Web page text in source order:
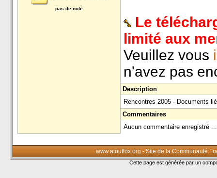
pas de note
Le
limité aux
Veuillez vous
n'avez pas
Description
Rencontres 2005 - Documents
Commentaires
Aucun commentaire enregistré ...
www.atoutfox.org - Site de la Communauté
Cette page est générée par un